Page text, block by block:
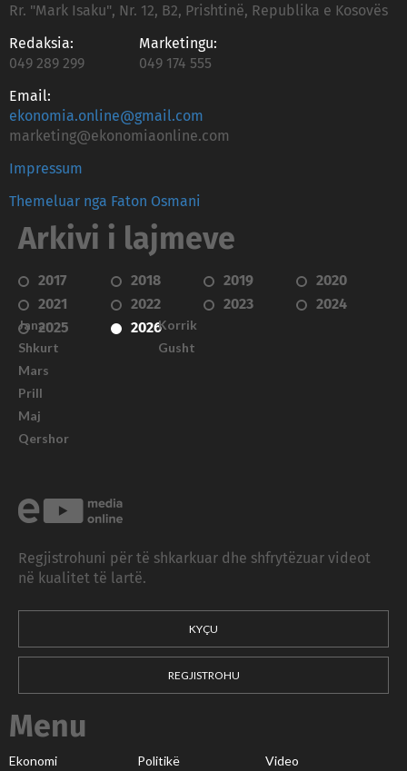
Rr. "Mark Isaku", Nr. 12, B2, Prishtinë, Republika e Kosovës
Redaksia:
049 289 299
Marketingu:
049 174 555
Email:
ekonomia.online@gmail.com
marketing@ekonomiaonline.com
Impressum
Themeluar nga Faton Osmani
Arkivi i lajmeve
2017 2018 2019
2020
2021
2022 2023
2024
2025
2026
Janar
Shkurt
Mars
Prill
Maj
Qershor
Korrik
Gusht
Regjistrohuni për të shkarkuar dhe shfrytëzuar videot
në kualitet të lartë.
KYÇU
REGJISTROHU
Menu
Ekonomi Politikë Video